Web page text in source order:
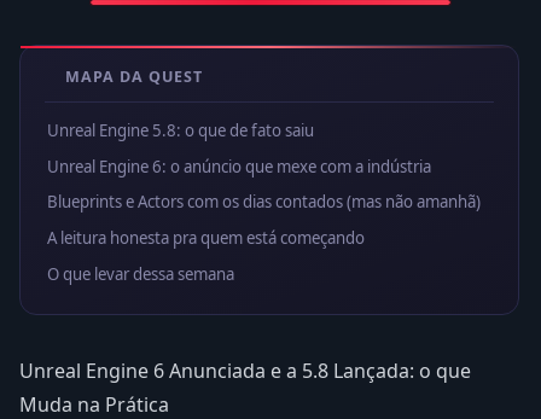
MAPA DA QUEST
Unreal Engine 5.8: o que de fato saiu
Unreal Engine 6: o anúncio que mexe com a indústria
Blueprints e Actors com os dias contados (mas não amanhã)
A leitura honesta pra quem está começando
O que levar dessa semana
Unreal Engine 6 Anunciada e a 5.8 Lançada: o que
Muda na Prática